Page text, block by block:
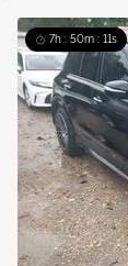
7h : 50m : 10s